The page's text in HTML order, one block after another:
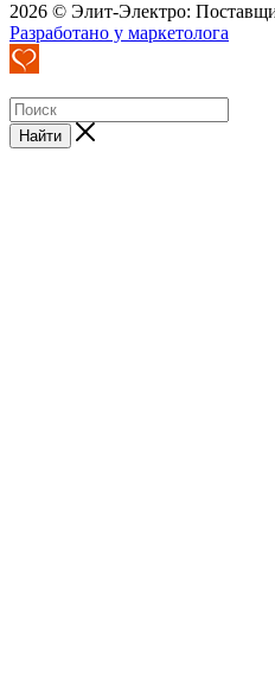
2026 © Элит-Электро:
Разработано у маркетолога
Найти